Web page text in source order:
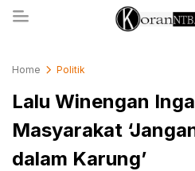
Home Politik
Lalu Winengan
Masyarakat
dalam Karung’